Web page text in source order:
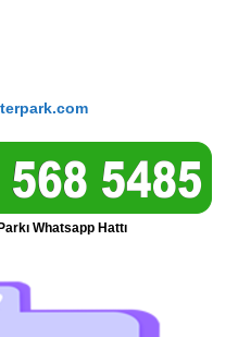
Whatsapp Hattı